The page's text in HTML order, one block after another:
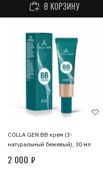
В КОРЗИНУ
COLLA GEN ВВ крем (3-
натуральный бежевый), 30 мл
2 000 ₽